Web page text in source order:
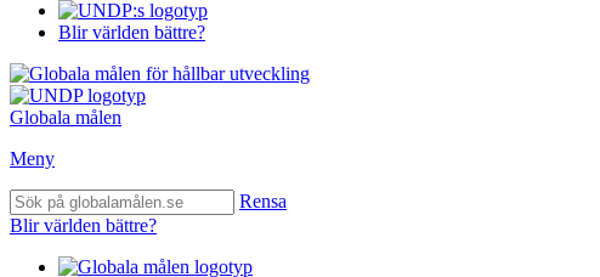
Blir världen bättre?
Globala målen
Meny
Rensa
Blir världen bättre?